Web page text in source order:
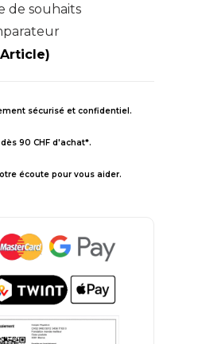
de souhaits
Article)
sécurisé et confidentiel.
90 CHF d'achat*.
écoute pour vous aider.